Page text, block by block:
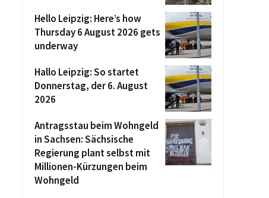
Hello Leipzig: Here’s how
Thursday 6 August 2026 gets
underway
Hallo Leipzig: So startet
Donnerstag, der 6. August
2026
Antragsstau beim Wohngeld
in Sachsen: Sächsische
Regierung plant selbst mit
Millionen-Kürzungen beim
Wohngeld